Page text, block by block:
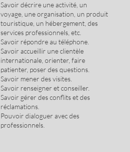
Savoir décrire une activité, un
voyage, une organisation, un produit
touristique, un hébergement, des
services professionnels, etc.
Savoir répondre au téléphone.
Savoir accueillir une clientèle
internationale, orienter, faire
patienter, poser des questions.
Savoir mener des visites.
Savoir renseigner et conseiller.
Savoir gérer des conflits et des
réclamations.
Pouvoir dialoguer avec des
professionnels.